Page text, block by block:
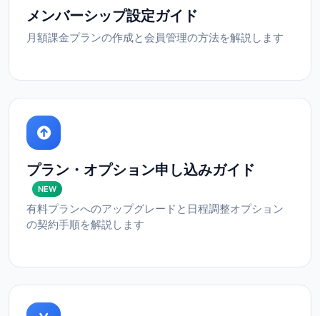
メンバーシップ設定ガイド
月額課金プランの作成と会員管理の方法を解説します
プラン・オプション申し込みガイド
NEW
有料プランへのアップグレードと日程調整オプション
の契約手順を解説します